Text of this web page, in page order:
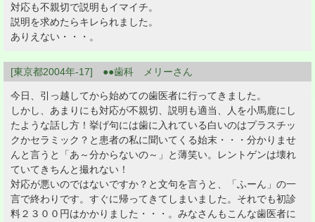
対応も不親切で説明もイマイチ。
説明を求めたらキレられました。
ありえない・・・。
[東京都2004年-17] ●●歯科 メリーさん
今日、引っ越してから始めての歯医者に行ってきました。
しかし、あまりにも対応が不親切、説明も適当、人を小馬鹿にし
たような話し方！挙げ句には歯に入れている白いのはプラスチッ
クかセラミック？と患者の私に聞いてくる始末・・・分かりませ
んと言うと「あ～分からないの～」と薄笑い。レントゲンは壊れ
ていてきちんと撮れない！
対応が悪いのではないですか？と文句を言うと、「ふーん」の一
言で終わりです。すぐに帰ってきてしまいました。それでも初診
料２３００円はかかりました・・・。みなさんもこんな歯医者に